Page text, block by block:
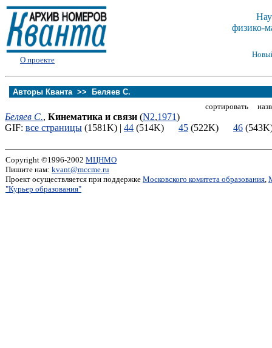
О проекте
физико-
Авторы Кванта >>
Беляев С.
сортировать
Беляев С., Кинематика и связи (N2,1971)
GIF: все страницы (1581K) | 44 (514K) 45 (522K) 46
Copyright ©1996-2002 МЦНМО
Пишите нам: kvant@mccme.ru
Проект осуществляется при поддержке Московского комитета образования,
"Курьер образования"